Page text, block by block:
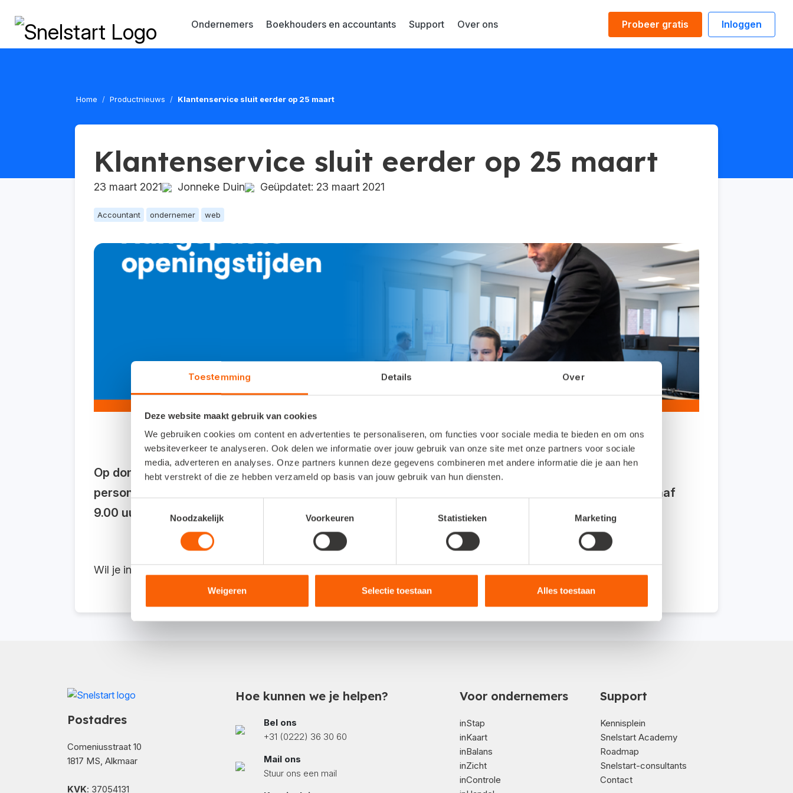
Toestemming Details Over
Deze website maakt gebruik van cookies
We gebruiken cookies om content en advertenties te personaliseren, om functies voor sociale media te bieden en om ons
websiteverkeer te analyseren. Ook delen we informatie over jouw gebruik van onze site met onze partners voor sociale
media, adverteren en analyses. Onze partners kunnen deze gegevens combineren met andere informatie die je aan hen
hebt verstrekt of die ze hebben verzameld op basis van jouw gebruik van hun diensten.
Noodzakelijk
Voorkeuren Statistieken Marketing
Weigeren Selectie toestaan Alles toestaan
Probeer gratis Inloggen
Ondernemers Boekhouders en accountants Support Over ons
Home Productnieuws Klantenservice sluit eerder op 25 maart
Klantenservice sluit eerder op 25 maart
23 maart 2021 Jonneke Duin Geüpdatet: 23 maart 2021
Accountant ondernemer web
Op donderdag 25 maart sluit onze klantenservice eerder dan gebruikelijk vanwege een (digitale)
personeelsbijeenkomst. Je kunt ons die dag tot 14:30 uur bereiken. Op vrijdag 26 maart staan we vanaf
9.00 uur weer voor je klaar.
Wil je in de tussentijd iets weten? Veel informatie vind je via
Postadres
Comeniusstraat 10
1817 MS, Alkmaar
KVK: 37054131
Hoe kunnen we je helpen?
Bel ons
+31 (0222) 36 30 60
Mail ons
Stuur ons een mail
Voor ondernemers
inStap
inKaart
inBalans
inZicht
inControle
Support
Kennisplein
Snelstart Academy
Roadmap
Snelstart-consultants
Contact